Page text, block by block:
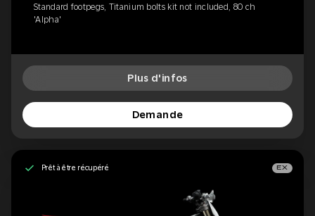
Standard footpegs, Titanium bolts kit not included, 80 ch
'Alpha'
Plus d'infos
Demande
Prêt à être récupéré EX